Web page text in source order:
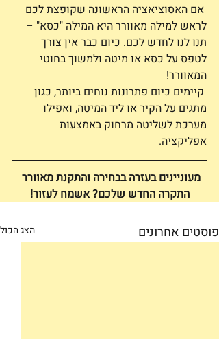
אם האסוציאציה הראשונה שקופצת לכם
לראש למילה מאוורר היא המילה "כסא" –
תנו לנו לחדש לכם. כיום כבר אין צורך
לטפס על כסא או מיטה ולמשוך בחוטי
המאוורר!
קיימים כיום פתרונות נוחים ביותר, כגון
מתגים על הקיר או ליד המיטה, ואפילו
מערכת לשליטה מרחוק באמצעות
אפליקציה.
מעוניינים בעזרה בבחירה והתקנת מאוורר
התקרה החדש שלכם? אשמח לעזור!
פוסטים אחרונים הצג הכול